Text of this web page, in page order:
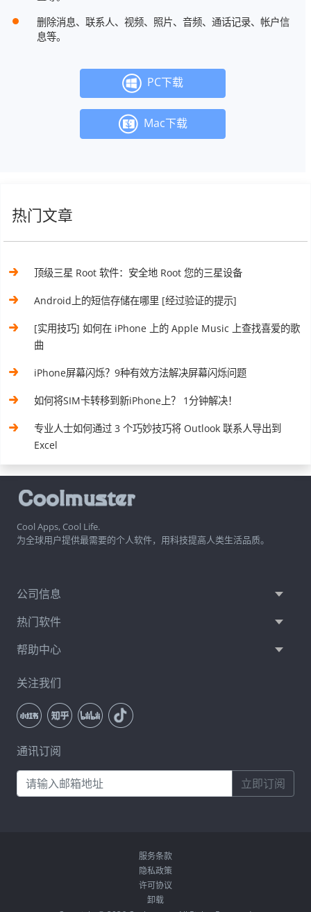
删除消息、联系人、视频、照片、音频、通话记录、帐户信
息等。
PC下载
Mac下载
热门文章
顶级三星 Root 软件：安全地 Root 您的三星设备
Android上的短信存储在哪里 [经过验证的提示]
[实用技巧] 如何在 iPhone 上的 Apple Music 上查找喜爱的歌
曲
iPhone屏幕闪烁？9种有效方法解决屏幕闪烁问题
如何将SIM卡转移到新iPhone上？ 1分钟解决！
专业人士如何通过 3 个巧妙技巧将 Outlook 联系人导出到
Excel
Cool Apps, Cool Life.
为全球用户提供最需要的个人软件，用科技提高人类生活品质。
公司信息
热门软件
帮助中心
关注我们
通讯订阅
立即订阅
服务条款
隐私政策
许可协议
卸载